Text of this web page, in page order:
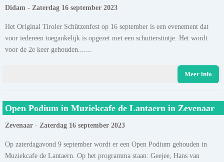
Didam - Zaterdag 16 september 2023
Het Original Tiroler Schützenfest op 16 september is een evenement dat
voor iedereen toegankelijk is opgezet met een schutterstintje. Het wordt
voor de 2e keer gehouden.......
Meer info
Open Podium in Muziekcafe de Lantaern in Zevenaar
Zevenaar - Zaterdag 16 september 2023
Op zaterdagavond 9 september wordt er een Open Podium gehouden in
Muziekcafe de Lantaern. Op het programma staan: Geejee, Hans van